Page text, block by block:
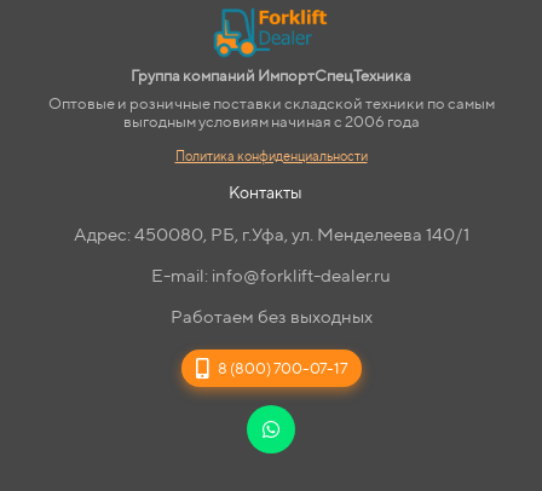
Группа компаний ИмпортСпецТехника
Оптовые и розничные поставки складской техники по самым
выгодным условиям начиная с 2006 года
Политика конфиденциальности
Контакты
Адрес: 450080, РБ, г.Уфа, ул. Менделеева 140/1
E-mail: info@forklift-dealer.ru
Работаем без выходных
8 (800) 700-07-17